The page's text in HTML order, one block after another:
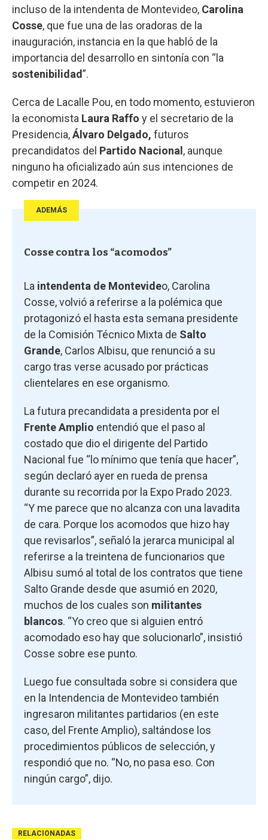
incluso de la intendenta de Montevideo, Carolina
Cosse, que fue una de las oradoras de la
inauguración, instancia en la que habló de la
importancia del desarrollo en sintonía con “la
sostenibilidad”.
Cerca de Lacalle Pou, en todo momento, estuvieron
la economista Laura Raffo y el secretario de la
Presidencia,Álvaro Delgado, futuros
precandidatos del Partido Nacional , aunque
ninguno ha oficializado aún sus intenciones de
competir en 2024.
ADEMÁS
Cosse contra los “acomodos”
La intendenta de Montevideo, Carolina
Cosse, volvió a referirse a la polémica que
protagonizó el hasta esta semana presidente
de la Comisión Técnico Mixta de Salto
Grande, Carlos Albisu, que renunció a su
cargo tras verse acusado por prácticas
clientelares en ese organismo.
La futura precandidata a presidenta por el
Frente Amplio entendió que el paso al
costado que dio el dirigente del Partido
Nacional fue “lo mínimo que tenía que hacer”,
según declaró ayer en rueda de prensa
durante su recorrida por la Expo Prado 2023.
“Y me parece que no alcanza con una lavadita
de cara. Porque los acomodos que hizo hay
que revisarlos”, señaló la jerarca municipal al
referirse a la treintena de funcionarios que
Albisu sumó al total de los contratos que tiene
Salto Grande desde que asumió en 2020,
muchos de los cuales son militantes
blancos. “Yo creo que si alguien entró
acomodado eso hay que solucionarlo”, insistió
Cosse sobre ese punto.
Luego fue consultada sobre si considera que
en la Intendencia de Montevideo también
ingresaron militantes partidarios (en este
caso, del Frente Amplio), saltándose los
procedimientos públicos de selección, y
respondió que no. “No, no pasa eso. Con
ningún cargo”, dijo.
RELACIONADAS